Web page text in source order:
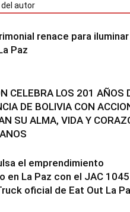
del autor
renace para
Paz
CELEBRA LOS 201 AÑOS
DE BOLIVIA CON
SU ALMA, VIDA Y
el emprendimiento
en La Paz con el JAC 1045
oficial de Eat Out La